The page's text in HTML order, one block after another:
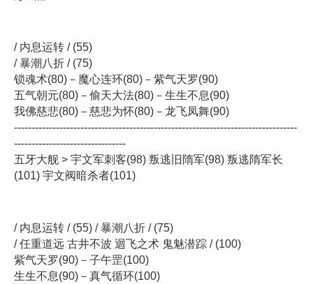
/ 内息运转 / (55)
/ 暴潮八折 / (75)
锁魂术(80)－魔心连环(80)－紫气天罗(90)
五气朝元(80)－偷天大法(80)－生生不息(90)
我佛慈悲(80)－慈悲为怀(80)－龙飞凤舞(90)
---------------------------------------------------------------------------------
--------------------------------
五牙大舰 > 宇文军刺客(98) 叛逃旧隋军(98) 叛逃隋军长
(101) 宇文阀暗杀者(101)
/ 内息运转 / (55) / 暴潮八折 / (75)
/ 任重道远 古井不波 迴飞之术 鬼魅潜踪 / (100)
紫气天罗(90)－子午罡(100)
生生不息(90)－真气循环(100)